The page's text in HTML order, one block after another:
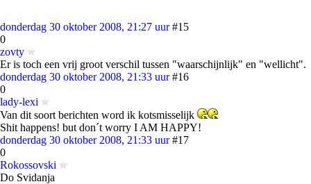
donderdag 30 oktober 2008, 21:27 uur #15
0
zovty
Er is toch een vrij groot verschil tussen "waarschijnlijk" en "wellicht".
donderdag 30 oktober 2008, 21:33 uur #16
0
lady-lexi
Van dit soort berichten word ik kotsmisselijk
Shit happens! but don´t worry I AM HAPPY!
donderdag 30 oktober 2008, 21:33 uur #17
0
Rokossovski
Do Svidanja